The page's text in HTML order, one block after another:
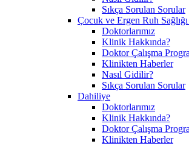
Sıkça Sorulan Sorular
Çocuk ve Ergen Ruh Sağlığı
Doktorlarımız
Klinik Hakkında?
Doktor Çalışma
Klinikten Haberler
Nasıl Gidilir?
Sıkça Sorulan Sorular
Dahiliye
Doktorlarımız
Klinik Hakkında?
Doktor Çalışma
Klinikten Haberler